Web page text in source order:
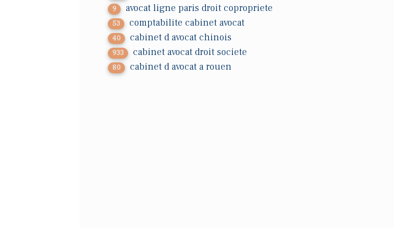
9 avocat ligne paris droit copropriete
53 comptabilite cabinet avocat
40 cabinet d avocat chinois
933 cabinet avocat droit societe
80 cabinet d avocat a rouen